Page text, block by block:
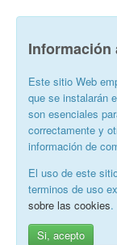
Información
Este sitio Web
que se instalarán
son esenciales
correctamente y
información de
El uso de este
terminos de uso
sobre las cookies.
Si, acepto